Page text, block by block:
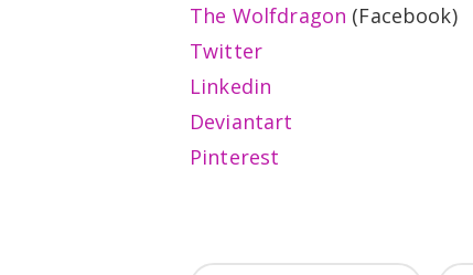
The Wolfdragon (Facebook)
Twitter
Linkedin
Deviantart
Pinterest